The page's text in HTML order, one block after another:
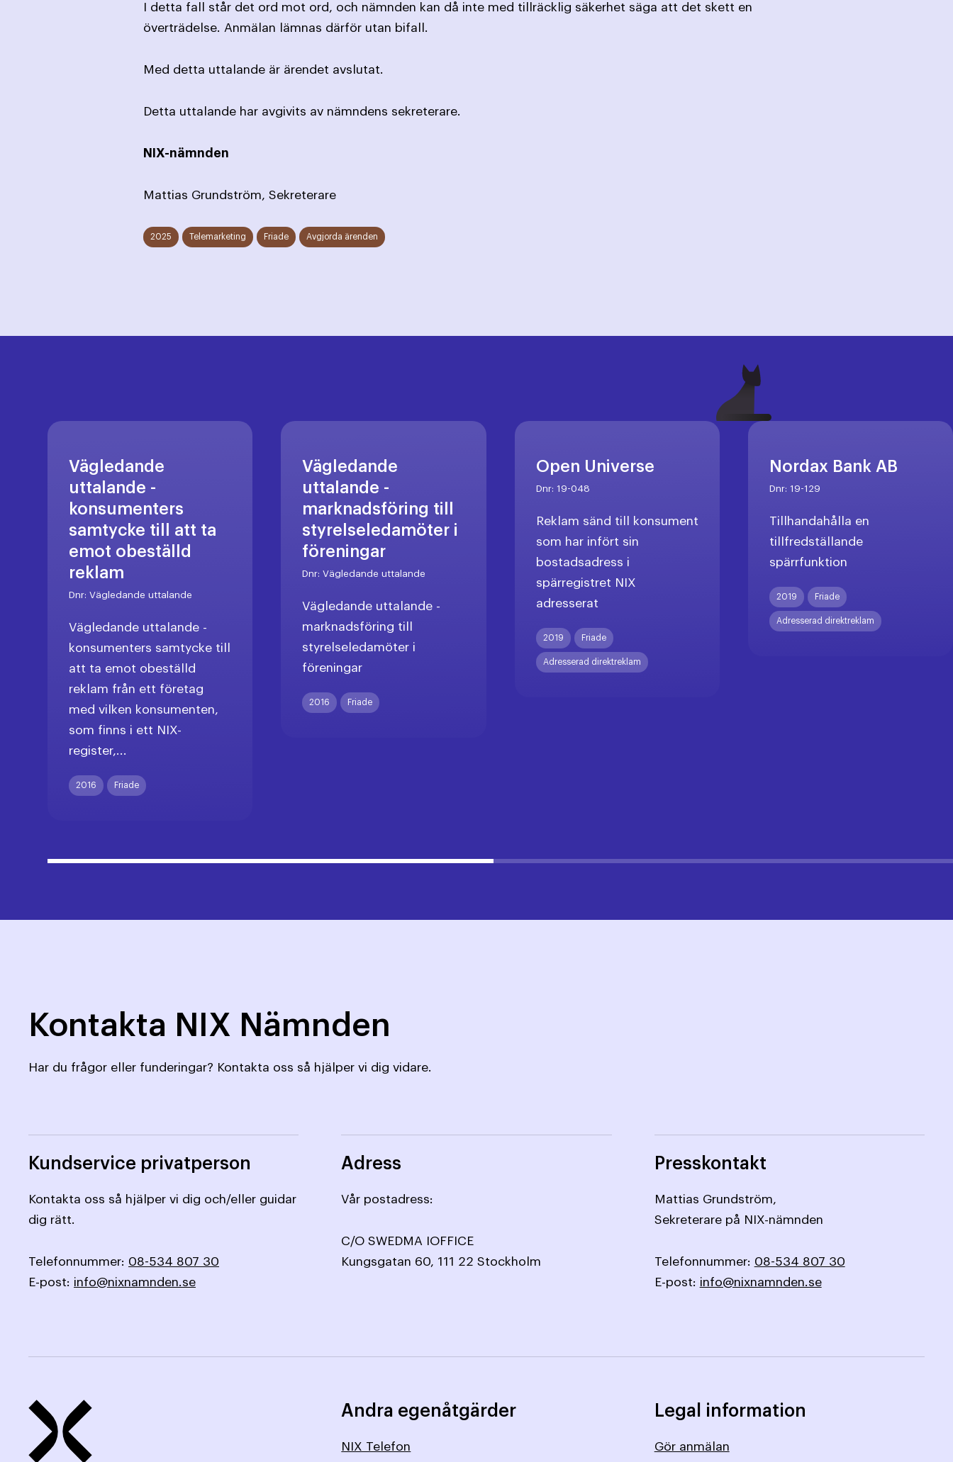
I detta fall står det ord mot ord, och nämnden kan då inte med tillräcklig säkerhet säga att det skett en
överträdelse. Anmälan lämnas därför utan bifall.
Med detta uttalande är ärendet avslutat.
Detta uttalande har avgivits av nämndens sekreterare.
NIX-nämnden
Mattias Grundström, Sekreterare
2025 Telemarketing Friade Avgjorda ärenden
Vägledande
uttalande -
konsumenters
samtycke till att ta
emot obeställd
reklam
Dnr:Vägledande uttalande
Vägledande uttalande -
konsumenters samtycke till
att ta emot obeställd
reklam från ett företag
med vilken konsumenten,
som finns i ett NIX-
register,...
2016 Friade
Vägledande
uttalande -
marknadsföring till
styrelseledamöter i
föreningar
Dnr:Vägledande uttalande
Vägledande uttalande -
marknadsföring till
styrelseledamöter i
föreningar
2016 Friade
Open Universe
Dnr: 19-048
Reklam sänd till konsument
som har infört sin
bostadsadress i
spärregistret NIX
adresserat
2019 Friade
Adresserad direktreklam
Nordax Bank AB
Dnr: 19-129
Tillhandahålla en
tillfredställande
spärrfunktion
2019 Friade
Adresserad direktreklam
Kontakta NIX Nämnden
Har du frågor eller funderingar? Kontakta oss så hjälper vi dig vidare.
Kundservice privatperson
Kontakta oss så hjälper vi dig och/eller guidar
dig rätt.
Telefonnummer: 08-534 807 30
E-post: info@nixnamnden.se
Adress
Vår postadress:
C/O SWEDMA IOFFICE
Kungsgatan 60, 111 22 Stockholm
Presskontakt
Mattias Grundström,
Sekreterare på NIX-nämnden
Telefonnummer: 08-534 807 30
E-post: info@nixnamnden.se
Andra egenåtgärder
NIX Telefon
Legal information
Gör anmälan